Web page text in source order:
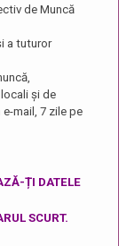
de Muncă
a tuturor
și de
mail, 7 zile pe
ȚI DATELE
SCURT.